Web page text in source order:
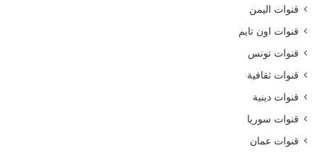
قنوات اليمن
قنوات اون تايم
قنوات تونس
قنوات ثقافية
قنوات دينية
قنوات سوريا
قنوات عمان